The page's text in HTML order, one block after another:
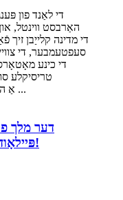
די לאַנד פון
האַרבסט ווינטל,
סעפטעמבער, די
די כינע
טריסיקלע
Xuzhou, אַ היסטארישע און קולט ...
פּיילאָוד, מיט אַנלימאַטאַד מאַכט!